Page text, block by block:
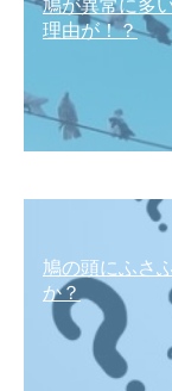
鳩が異常に多
理由が！？
鳩の頭にふさ
か？